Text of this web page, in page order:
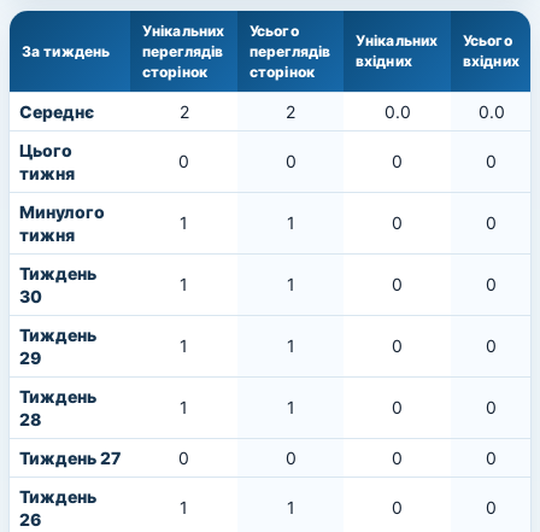
За тиждень
Унікальних
переглядів
сторінок
Усього
переглядів
сторінок
Унікальних
вхідних
Усього
вхідних
Середнє 2 2 0.0
0.0
Цього
тижня
0 0 0 0
Минулого
тижня
1 1 0 0
Тиждень
30
1 1 0 0
Тиждень
29
1 1 0 0
Тиждень
28
1 1 0 0
Тиждень 27 0 0 0
0
Тиждень
26
1 1 0 0